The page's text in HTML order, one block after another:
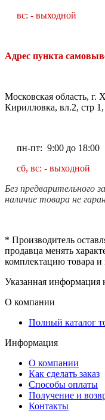
вс: - выходной
Адрес пункта
Московская область,
Кирилловка, вл.2, стр
пн-пт: 9:00 до 18:00
сб, вс: - выходной
Без предварительного
наличие товара не
* Производитель
продавца менять
комплектацию товара и
Указанная информация
О компании
Полный каталог
Информация
О компании
Как сделать заказ
Способы оплаты
Получение и
Контакты